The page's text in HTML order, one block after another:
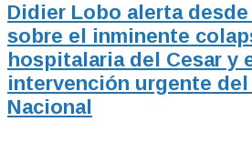
Didier Lobo alerta desde
sobre el inminente
hospitalaria del Cesar y
intervención urgente
Nacional